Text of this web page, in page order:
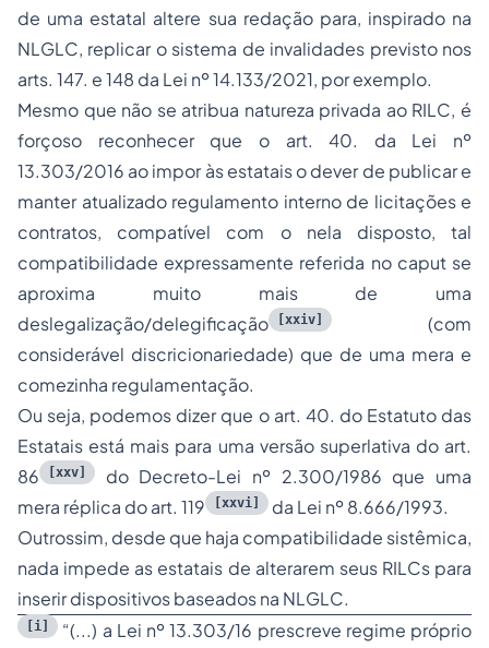
de uma estatal altere sua redação para, inspirado na
NLGLC, replicar o sistema de invalidades previsto nos
arts. 147. e 148 da Lei nº 14.133/2021, por exemplo.
Mesmo que não se atribua natureza privada ao RILC, é
forçoso reconhecer que o art. 40. da Lei nº
13.303/2016 ao impor às estatais o dever de publicar e
manter atualizado regulamento interno de licitações e
contratos, compatível com o nela disposto, tal
compatibilidade expressamente referida no caputse
aproxima muito mais de uma
deslegalização/delegificação
[xxiv]
(com
considerável discricionariedade) que de uma mera e
comezinha regulamentação.
Ou seja, podemos dizer que o art. 40. do Estatuto das
Estatais está mais para uma versão superlativa do art.
86
[xxv]
do Decreto-Lei nº 2.300/1986 que uma
mera réplica do art. 119
[xxvi]
da Lei nº 8.666/1993.
Outrossim, desde que haja compatibilidade sistêmica,
nada impede as estatais de alterarem seus RILCs para
inserir dispositivos baseados na NLGLC.
[i]
“(...) a Lei nº 13.303/16 prescreve regime próprio